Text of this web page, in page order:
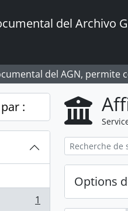
del Archivo
del AGN,
:
1
Options